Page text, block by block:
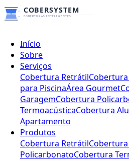
Início
Sobre
Serviços
Cobertura RetrátilCobertura
para PiscinaÁrea Gourmet
GaragemCobertura
TermoacústicaCobertura
Apartamento
Produtos
Cobertura Retrátil
PolicarbonatoCobertura